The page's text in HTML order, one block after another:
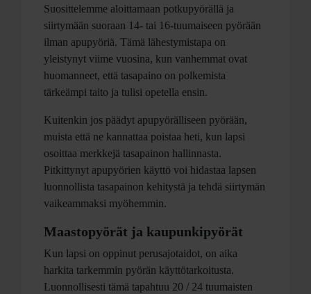
Suosittelemme aloittamaan potkupyörällä ja
siirtymään suoraan 14- tai 16-tuumaiseen pyörään
ilman apupyöriä. Tämä lähestymistapa on
yleistynyt viime vuosina, kun vanhemmat ovat
huomanneet, että tasapaino on polkemista
tärkeämpi taito ja tulisi opetella ensin.
Kuitenkin jos päädyt apupyörälliseen pyörään,
muista että ne kannattaa poistaa heti, kun lapsi
osoittaa merkkejä tasapainon hallinnasta.
Pitkittynyt apupyörien käyttö voi hidastaa lapsen
luonnollista tasapainon kehitystä ja tehdä siirtymän
vaikeammaksi myöhemmin.
Maastopyörät ja kaupunkipyörät
Kun lapsi on oppinut perusajotaidot, on aika
harkita tarkemmin pyörän käyttötarkoitusta.
Luonnollisesti tämä tapahtuu 20 / 24 tuumaisten